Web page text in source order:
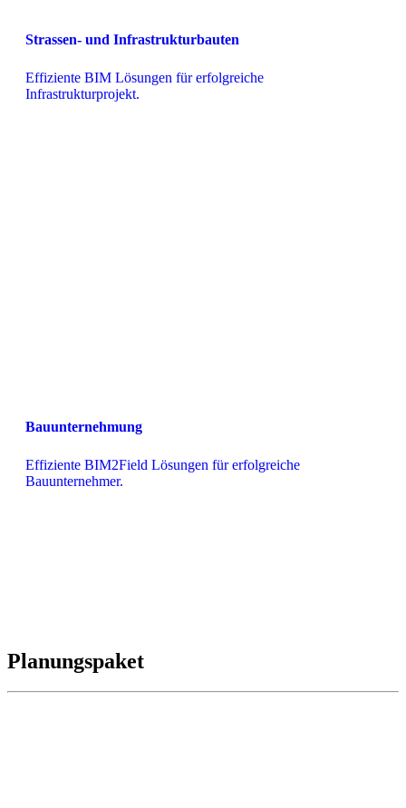
Strassen- und Infrastrukturbauten
Effiziente BIM Lösungen für erfolgreiche
Infrastrukturprojekt.
Bauunternehmung
Effiziente BIM2Field Lösungen für erfolgreiche
Bauunternehmer.
Planungspaket